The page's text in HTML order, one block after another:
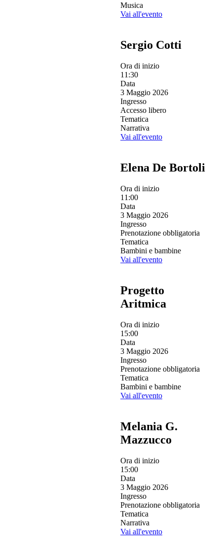
Musica
Vai all'evento
Sergio Cotti
Ora di inizio
11:30
Data
3 Maggio 2026
Ingresso
Accesso libero
Tematica
Narrativa
Vai all'evento
Elena De Bortoli
Ora di inizio
11:00
Data
3 Maggio 2026
Ingresso
Prenotazione obbligatoria
Tematica
Bambini e bambine
Vai all'evento
Progetto
Aritmica
Ora di inizio
15:00
Data
3 Maggio 2026
Ingresso
Prenotazione obbligatoria
Tematica
Bambini e bambine
Vai all'evento
Melania G.
Mazzucco
Ora di inizio
15:00
Data
3 Maggio 2026
Ingresso
Prenotazione obbligatoria
Tematica
Narrativa
Vai all'evento